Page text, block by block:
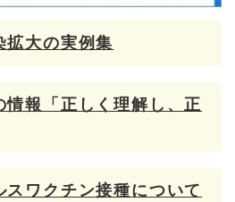
拡大の実例集
情報「正しく理解し、正
スワクチン接種について